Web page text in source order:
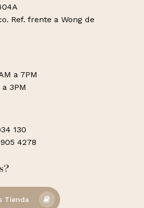
Ref. frente a Wong de
a 7PM
3PM
130
4278
Tienda